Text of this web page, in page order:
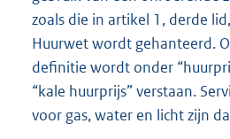
zoals die in artikel 1, derde
Huurwet wordt gehanteerd.
definitie wordt onder
“kale huurprijs” verstaan.
voor gas, water en licht zijn